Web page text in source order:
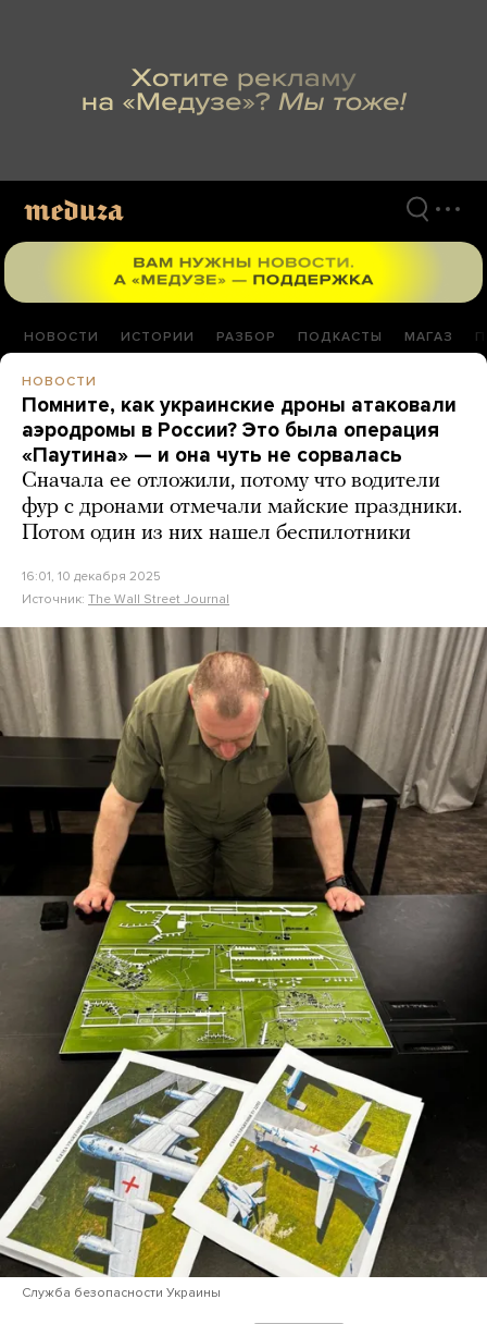
НОВОСТИ ИСТОРИИ РАЗБОР ПОДКАСТЫ МАГАЗ
НОВОСТИ
Помните, как украинские дроны атаковали
аэродромы в России? Это была операция
«Паутина» — и она чуть не сорвалась
Сначала ее отложили, потому что водители
фур с дронами отмечали майские праздники.
Потом один из них нашел беспилотники
16:01, 10 декабря 2025
Источник: The Wall Street Journal
Служба безопасности Украины